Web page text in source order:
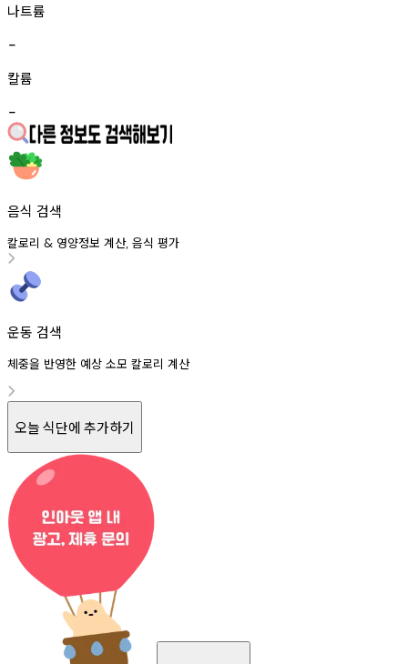
나트륨
-
칼륨
-
음식 검색
칼로리 & 영양정보 계산, 음식 평가
운동 검색
체중을 반영한 예상 소모 칼로리 계산
오늘 식단에 추가하기